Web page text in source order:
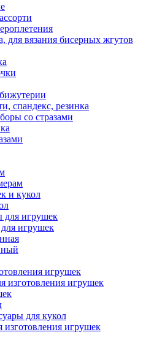
для вязания бисерных жгутов
спандекс, резинка
со стразами
и кукол
для игрушек
игрушек
игрушек
изготовления игрушек
для кукол
игрушек